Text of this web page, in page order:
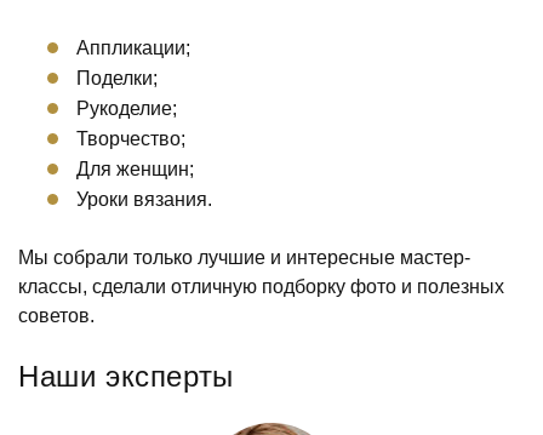
Аппликации;
Поделки;
Рукоделие;
Творчество;
Для женщин;
Уроки вязания.
Мы собрали только лучшие и интересные мастер-
классы, сделали отличную подборку фото и полезных
советов.
Наши эксперты